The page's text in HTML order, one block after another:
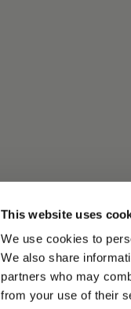
This website uses
We use cookies to
We also share
partners who may
from your use of their